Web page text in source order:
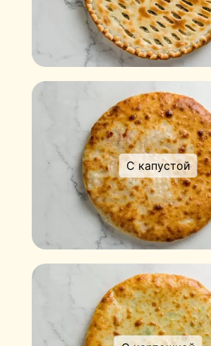
С капустой